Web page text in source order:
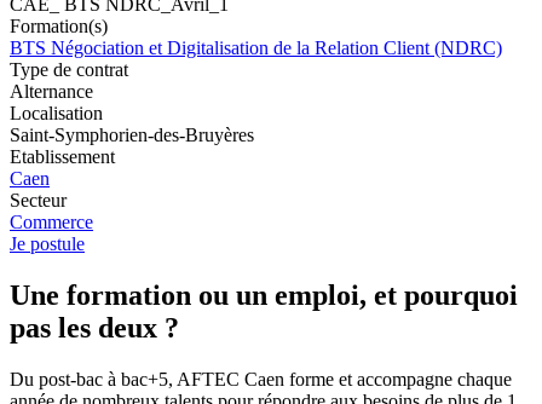
CAE_ BTS NDRC_Avril_1
Formation(s)
BTS Négociation et Digitalisation de la Relation Client (NDRC)
Type de contrat
Alternance
Localisation
Saint-Symphorien-des-Bruyères
Etablissement
Caen
Secteur
Commerce
Je postule
Une formation ou un emploi, et pourquoi
pas les deux ?
Du post-bac à bac+5, AFTEC Caen forme et accompagne chaque